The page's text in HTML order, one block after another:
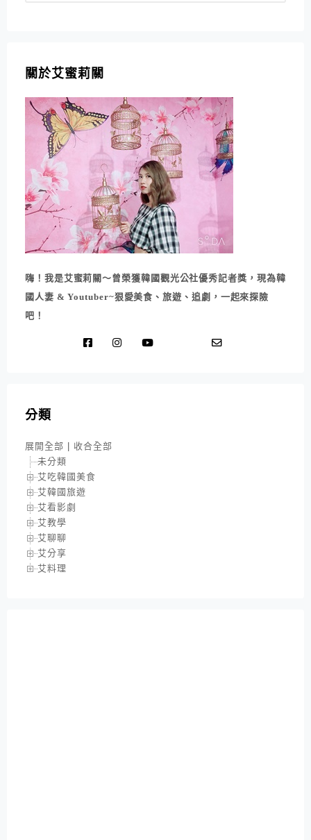
關於艾蜜莉關
嗨！我是艾蜜莉關～曾榮獲韓國觀光公社優秀記者獎，現為韓
國人妻 & Youtuber~狠愛美食、旅遊、追劇，一起來探險
吧！
分類
展開全部
收合全部
未分類
艾吃韓國美食
艾韓國旅遊
艾看影劇
艾教學
艾聊聊
艾分享
艾料理